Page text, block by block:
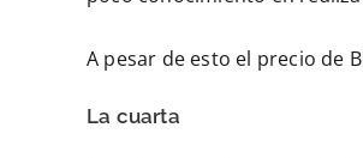
A pesar de esto el precio de
La cuarta